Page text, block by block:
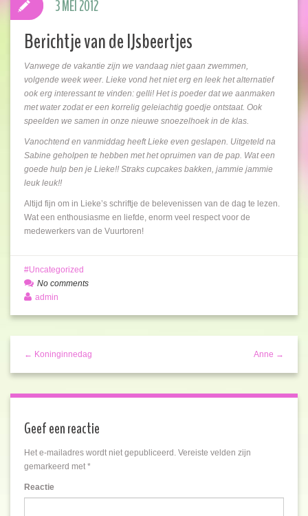
Berichtje van de IJsbeertjes
Vanwege de vakantie zijn we vandaag niet gaan zwemmen,
volgende week weer. Lieke vond het niet erg en leek het alternatief
ook erg interessant te vinden: gelli! Het is poeder dat we aanmaken
met water zodat er een korrelig geleiachtig goedje ontstaat. Ook
speelden we samen in onze nieuwe snoezelhoek in de klas.
Vanochtend en vanmiddag heeft Lieke even geslapen. Uitgeteld na
Sabine geholpen te hebben met het opruimen van de pap. Wat een
goede hulp ben je Lieke!! Straks cupcakes bakken, jammie jammie
leuk leuk!!
Altijd fijn om in Lieke’s schriftje de belevenissen van de dag te lezen.
Wat een enthousiasme en liefde, enorm veel respect voor de
medewerkers van de Vuurtoren!
3 MEI 2012
Uncategorized
No comments
admin
← Koninginnedag Anne →
Geef een reactie
Het e-mailadres wordt niet gepubliceerd. Vereiste velden zijn
gemarkeerd met*
Reactie